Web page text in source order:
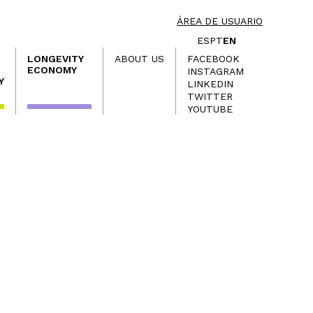
ÁREA DE USUARIO
ESPTEN
LONGEVITY
ECONOMY
ABOUT US
FACEBOOK
INSTAGRAM
LINKEDIN
TWITTER
YOUTUBE